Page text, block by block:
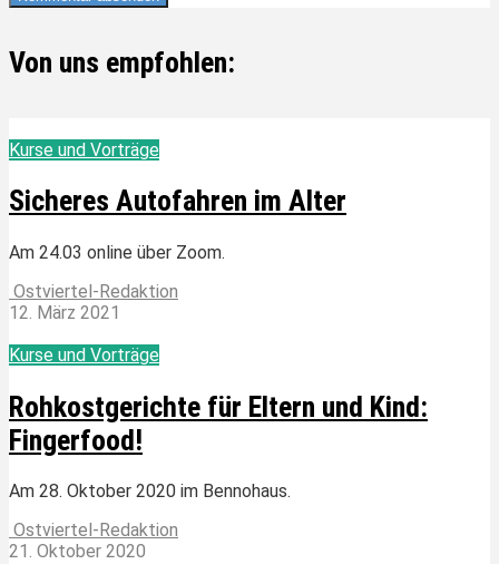
Von uns empfohlen:
Kurse und Vorträge
Sicheres Autofahren im Alter
Am 24.03 online über Zoom.
Ostviertel-Redaktion
12. März 2021
Kurse und Vorträge
Rohkostgerichte für Eltern und Kind:
Fingerfood!
Am 28. Oktober 2020 im Bennohaus.
Ostviertel-Redaktion
21. Oktober 2020